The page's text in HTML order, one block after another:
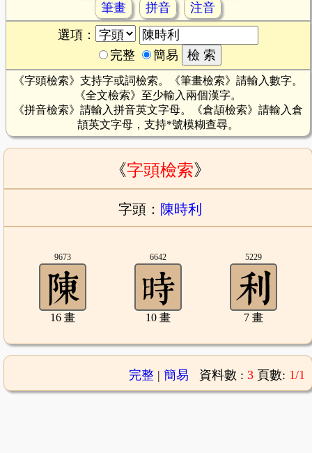
筆畫
拼音
注音
選項：
完整
簡易
《字頭檢索》支持字或詞檢索。《筆畫檢索》請輸入數字。
《全文檢索》至少輸入兩個漢字。
《拼音檢索》請輸入拼音英文字母。《倉頡檢索》請輸入倉
頡英文字母，支持*號模糊查尋。
《字頭檢索》
字頭： 陳時利
9673
16 畫
6642
10 畫
5229
7 畫
完整| 簡易 資料數 : 3 頁數: 1/1